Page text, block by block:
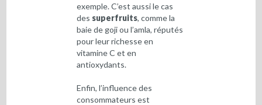
exemple. C’est aussi le cas
des superfruits, comme la
baie de goji ou l’amla, réputés
pour leur richesse en
vitamine C et en
antioxydants.
Enfin, l’influence des
consommateurs est